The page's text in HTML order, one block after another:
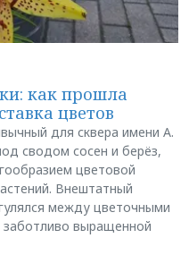
как прошла
цветов
для сквера имени А.
сводом сосен и берёз,
цветовой
Внештатный
между цветочными
выращенной